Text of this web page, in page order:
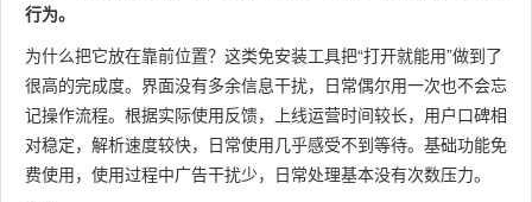
行为。
为什么把它放在靠前位置？这类免安装工具把“打开就能用”做到了
很高的完成度。界面没有多余信息干扰，日常偶尔用一次也不会忘
记操作流程。根据实际使用反馈，上线运营时间较长，用户口碑相
对稳定，解析速度较快，日常使用几乎感受不到等待。基础功能免
费使用，使用过程中广告干扰少，日常处理基本没有次数压力。